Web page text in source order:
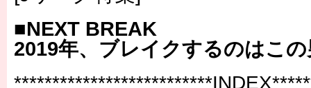
■NEXT BREAK
2019年、ブレイクするのはこ